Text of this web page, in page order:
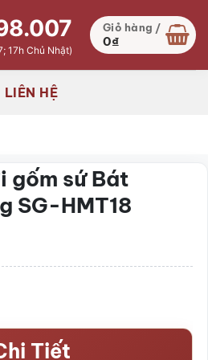
17h Chủ Nhật)
Giỏ hàng /
0₫
LIÊN HỆ
gốm sứ Bát
SG-HMT18
Tiết